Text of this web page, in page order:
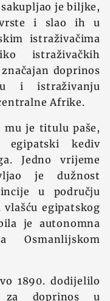
je biljke,
i slao ih u
istraživačima
istraživačkih
doprinos
i istraživanju
Afrike.
mu je titulu paše,
kediv
Jedno vrijeme
je dužnost
u području
egipatskog
je autonomna
Osmanlijskom
1890. dodijelilo
doprinos u